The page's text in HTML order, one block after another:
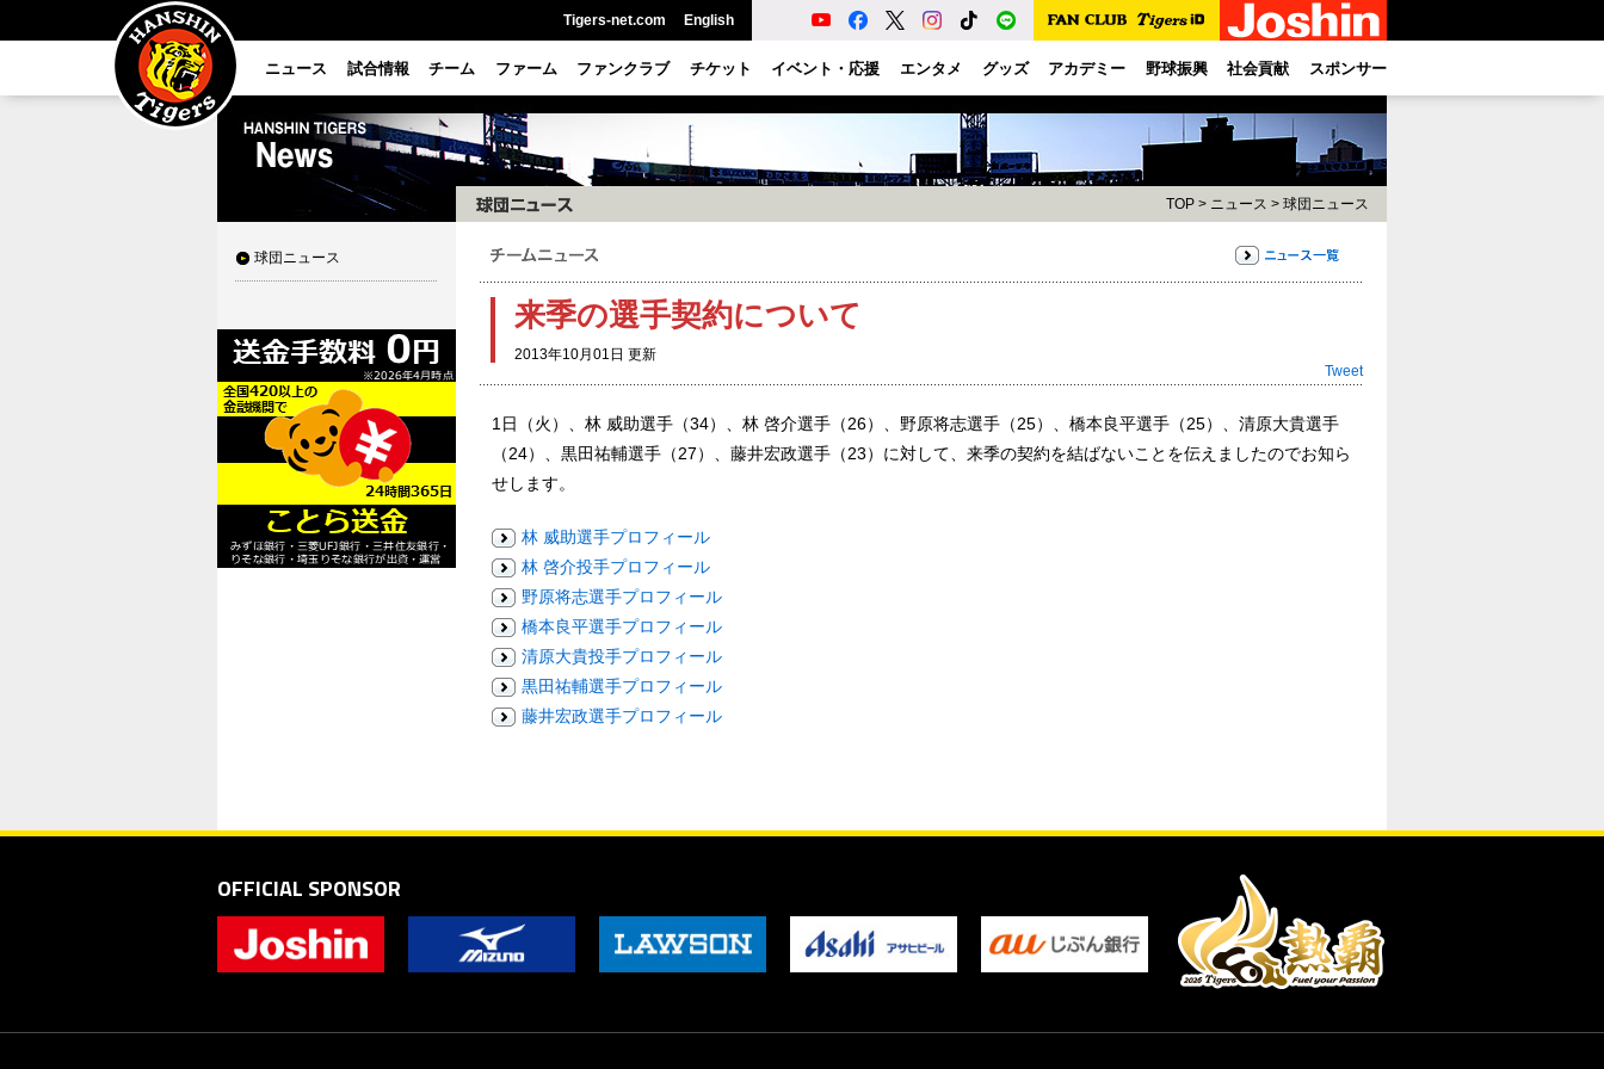
Tigers-net.com English
ニュース 試合情報 チーム ファーム ファンクラブ チケット イベント・応援 エンタメ グッズ アカデミー 野球振興 社会貢献 スポンサー
球団ニュース
TOP > ニュース > 球団ニュース
来季の選手契約について
2013年10月01日 更新
Tweet
1日（火）、林 威助選手（34）、林 啓介選手（26）、野原将志選手（25）、橋本良平選手（25）、清原大貴選手
（24）、黒田祐輔選手（27）、藤井宏政選手（23）に対して、来季の契約を結ばないことを伝えましたのでお知ら
せします。
林 威助選手プロフィール
林 啓介投手プロフィール
野原将志選手プロフィール
橋本良平選手プロフィール
清原大貴投手プロフィール
黒田祐輔選手プロフィール
藤井宏政選手プロフィール
OFFICIAL SPONSOR